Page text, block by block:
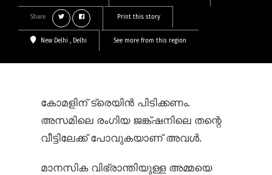
Share Print this story
New Delhi , Delhi See more from this region
കോമളിന് ട്രെയിൻ പിടിക്കണം.
അസമിലെ രംഗിയ ജങ്ക്ഷനിലെ തന്റെ
വീട്ടിലേക്ക് പോവുകയാണ് അവൾ.
മാനസിക വിഭ്രാന്തിയുള്ള അമ്മയെ